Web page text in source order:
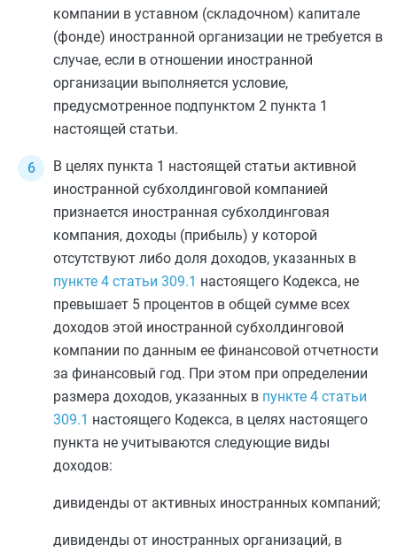
компании в уставном (складочном) капитале
(фонде) иностранной организации не требуется в
случае, если в отношении иностранной
организации выполняется условие,
предусмотренное подпунктом 2 пункта 1
настоящей статьи.
В целях пункта 1 настоящей статьи активной
иностранной субхолдинговой компанией
признается иностранная субхолдинговая
компания, доходы (прибыль) у которой
отсутствуют либо доля доходов, указанных в
пункте 4 статьи 309.1 настоящего Кодекса, не
превышает 5 процентов в общей сумме всех
доходов этой иностранной субхолдинговой
компании по данным ее финансовой отчетности
за финансовый год. При этом при определении
размера доходов, указанных в пункте 4 статьи
309.1 настоящего Кодекса, в целях настоящего
пункта не учитываются следующие виды
доходов:
дивиденды от активных иностранных компаний;
дивиденды от иностранных организаций, в